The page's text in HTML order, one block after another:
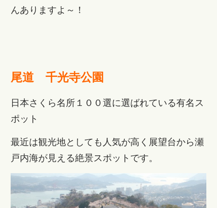
んありますよ～！
尾道 千光寺公園
日本さくら名所１００選に選ばれている有名ス
ポット
最近は観光地としても人気が高く展望台から瀬
戸内海が見える絶景スポットです。